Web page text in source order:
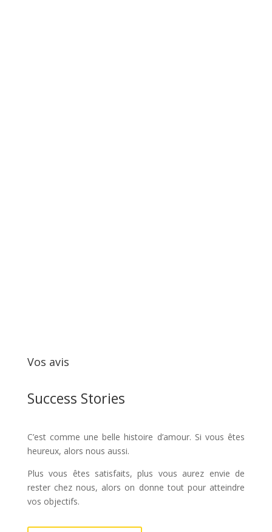
Vos avis
Success Stories
C’est comme une belle histoire d’amour. Si vous êtes
heureux, alors nous aussi.
Plus vous êtes satisfaits, plus vous aurez envie de
rester chez nous, alors on donne tout pour atteindre
vos objectifs.